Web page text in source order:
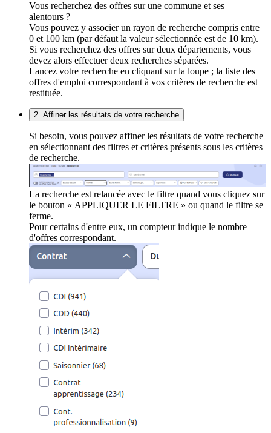
Vous recherchez des offres sur une commune et ses
alentours ?
Vous pouvez y associer un rayon de recherche compris entre
0 et 100 km (par défaut la valeur sélectionnée est de 10 km).
Si vous recherchez des offres sur deux départements, vous
devez alors effectuer deux recherches séparées.
Lancez votre recherche en cliquant sur la loupe ; la liste des
offres d'emploi correspondant à vos critères de recherche est
restituée.
2. Affiner les résultats de votre recherche
Si besoin, vous pouvez affiner les résultats de votre recherche
en sélectionnant des filtres et critères présents sous les critères
de recherche.
La recherche est relancée avec le filtre quand vous cliquez sur
le bouton « APPLIQUER LE FILTRE » ou quand le filtre se
ferme.
Pour certains d'entre eux, un compteur indique le nombre
d'offres correspondant.